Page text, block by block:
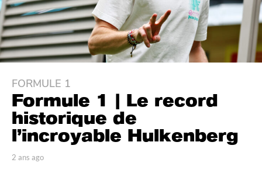
2
a
n
s
a
g
FORMULE 1
Formule 1 | Le record
historique de
l’incroyable Hulkenberg
p
2 ans ago